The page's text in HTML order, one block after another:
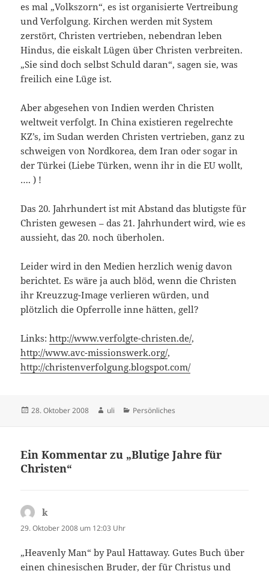
es mal „Volkszorn“, es ist organisierte Vertreibung
und Verfolgung. Kirchen werden mit System
zerstört, Christen vertrieben, nebendran leben
Hindus, die eiskalt Lügen über Christen verbreiten.
„Sie sind doch selbst Schuld daran“, sagen sie, was
freilich eine Lüge ist.
Aber abgesehen von Indien werden Christen
weltweit verfolgt. In China existieren regelrechte
KZ’s, im Sudan werden Christen vertrieben, ganz zu
schweigen von Nordkorea, dem Iran oder sogar in
der Türkei (Liebe Türken, wenn ihr in die EU wollt,
…. ) !
Das 20. Jahrhundert ist mit Abstand das blutigste für
Christen gewesen – das 21. Jahrhundert wird, wie es
aussieht, das 20. noch überholen.
Leider wird in den Medien herzlich wenig davon
berichtet. Es wäre ja auch blöd, wenn die Christen
ihr Kreuzzug-Image verlieren würden, und
plötzlich die Opferrolle inne hätten, gell?
Links:http://www.verfolgte-christen.de/,
http://www.avc-missionswerk.org/,
http://christenverfolgung.blogspot.com/
Veröffentlicht
28. Oktober 2008 Autor
uli Kategorien
Persönliches
Ein Kommentar zu „Blutige Jahre für
Christen“
k
29. Oktober 2008 um 12:03 Uhr
„Heavenly Man“ by Paul Hattaway. Gutes Buch über
einen chinesischen Bruder, der für Christus und